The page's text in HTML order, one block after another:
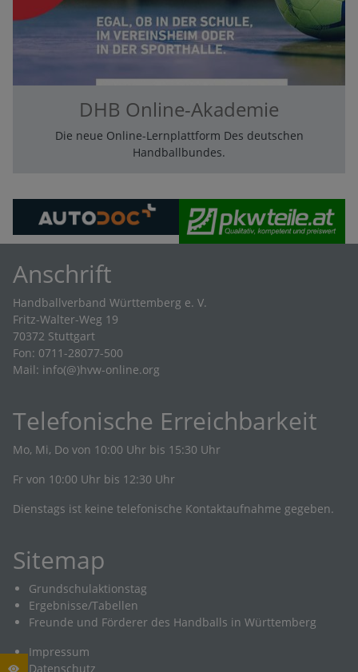
DHB Online-Akademie
Die neue Online-Lernplattform Des deutschen
Handballbundes.
Anschrift
Handballverband Württemberg e. V.
Fritz-Walter-Weg 19
70372 Stuttgart
Fon: 0711-28077-500
Mail: info(@)hvw-online.org
Telefonische Erreichbarkeit
Mo, Mi, Do von 10:00 Uhr bis 15:30 Uhr
Fr von 10:00 Uhr bis 12:30 Uhr
Dienstags ist keine telefonische Kontaktaufnahme gegeben.
Sitemap
Grundschulaktionstag
Ergebnisse/Tabellen
Freunde und Förderer des Handballs in Württemberg
Impressum
Datenschutz